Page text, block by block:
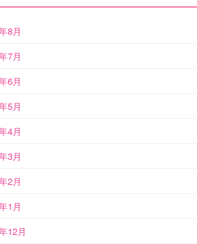
8月
7月
6月
5月
4月
3月
2月
1月
12月